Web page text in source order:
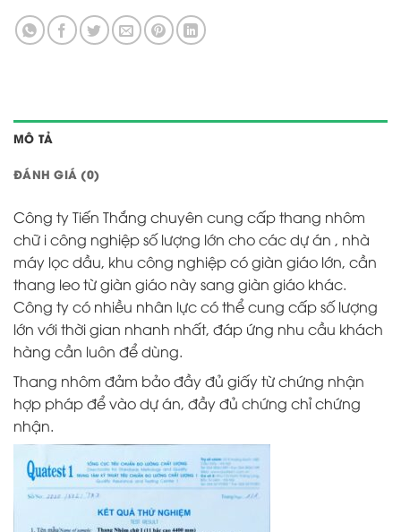
MÔ TẢ
ĐÁNH GIÁ (0)
Công ty Tiến Thắng chuyên cung cấp thang nhôm
chữ i công nghiệp số lượng lớn cho các dự án , nhà
máy lọc dầu, khu công nghiệp có giàn giáo lớn, cần
thang leo từ giàn giáo này sang giàn giáo khác.
Công ty có nhiều nhân lực có thể cung cấp số lượng
lớn với thời gian nhanh nhất, đáp ứng nhu cầu khách
hàng cần luôn để dùng.
Thang nhôm đảm bảo đầy đủ giấy từ chứng nhận
hợp pháp để vào dự án, đầy đủ chứng chỉ chứng
nhận.